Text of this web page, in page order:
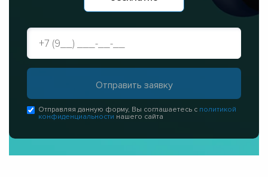
Отправляя данную форму, Вы соглашаетесь с политикой
конфиденциальности нашего сайта